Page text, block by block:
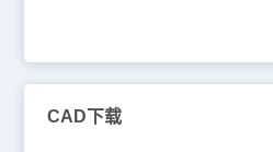
CAD下载